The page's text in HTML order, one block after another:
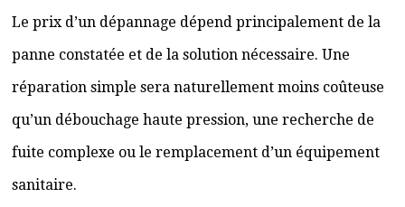
Le prix d’un dépannage dépend principalement de la
panne constatée et de la solution nécessaire. Une
réparation simple sera naturellement moins coûteuse
qu’un débouchage haute pression, une recherche de
fuite complexe ou le remplacement d’un équipement
sanitaire.